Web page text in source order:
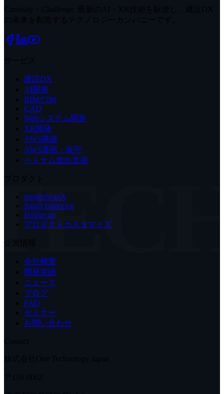
建設DX
AI開発
BIM/CIM
CAD
Webシステム開発
XR開発
AWS構築
AWS運用・保守
ベトナム進出支援
insightScanX
Smart Inspector
Housecan
プロダクトカスタマイズ
会社概要
開発実績
ニュース
ブログ
FAQ
セミナー
お問い合わせ